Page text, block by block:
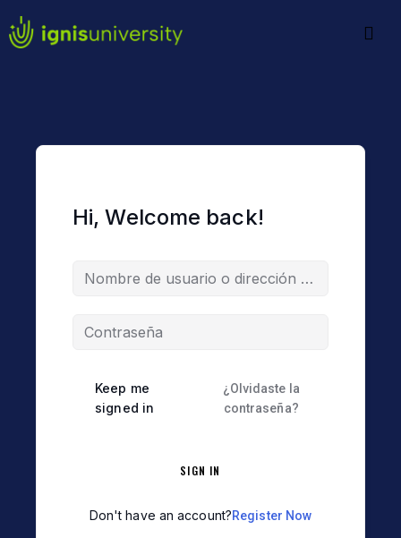
Hi, Welcome back!
Keep me
signed in
¿Olvidaste la
contraseña?
SIGN IN
Don't have an account?Register Now